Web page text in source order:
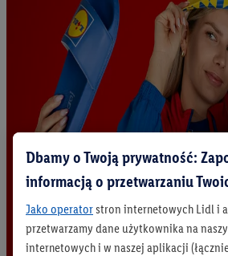
Dbamy o Twoją prywatność:
informacją o przetwarzaniu
Jako operatorstron internetowych Lidl i
przetwarzamy dane użytkownika na
internetowych i w naszej aplikacji